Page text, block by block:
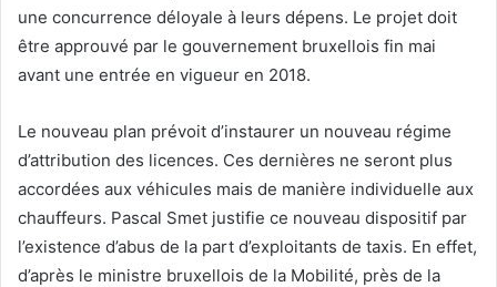
une concurrence déloyale à leurs dépens. Le projet doit
être approuvé par le gouvernement bruxellois fin mai
avant une entrée en vigueur en 2018.
Le nouveau plan prévoit d’instaurer un nouveau régime
d’attribution des licences. Ces dernières ne seront plus
accordées aux véhicules mais de manière individuelle aux
chauffeurs. Pascal Smet justifie ce nouveau dispositif par
l’existence d’abus de la part d’exploitants de taxis. En effet,
d’après le ministre bruxellois de la Mobilité, près de la